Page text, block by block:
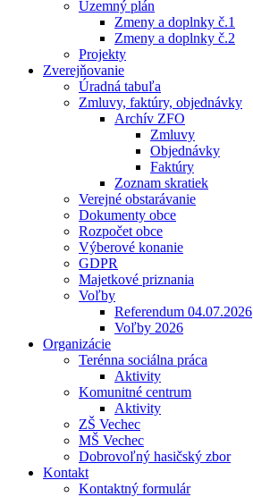
Územný plán
Zmeny a doplnky č.1
Zmeny a doplnky č.2
Projekty
Zverejňovanie
Úradná tabuľa
Zmluvy, faktúry, objednávky
Archív ZFO
Zmluvy
Objednávky
Faktúry
Zoznam skratiek
Verejné obstarávanie
Dokumenty obce
Rozpočet obce
Výberové konanie
GDPR
Majetkové priznania
Voľby
Referendum 04.07.2026
Voľby 2026
Organizácie
Terénna sociálna práca
Aktivity
Komunitné centrum
Aktivity
ZŠ Vechec
MŠ Vechec
Dobrovoľný hasičský zbor
Kontakt
Kontaktný formulár